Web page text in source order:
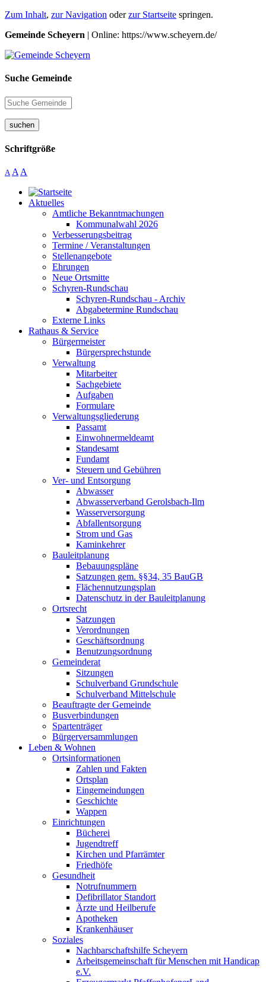
Zum Inhalt, zur Navigation oderzur Startseite springen.
Gemeinde Scheyern | Online: https://www.scheyern.de/
Suche Gemeinde
suchen
Schriftgröße
A A A
Aktuelles
Amtliche Bekanntmachungen
Kommunalwahl 2026
Verbesserungsbeitrag
Termine / Veranstaltungen
Stellenangebote
Ehrungen
Neue Ortsmitte
Schyren-Rundschau
Schyren-Rundschau - Archiv
Abgabetermine Rundschau
Externe Links
Rathaus & Service
Bürgermeister
Bürgersprechstunde
Verwaltung
Mitarbeiter
Sachgebiete
Aufgaben
Formulare
Verwaltungsgliederung
Passamt
Einwohnermeldeamt
Standesamt
Fundamt
Steuern und Gebühren
Ver- und Entsorgung
Abwasser
Abwasserverband Gerolsbach-Ilm
Wasserversorgung
Abfallentsorgung
Strom und Gas
Kaminkehrer
Bauleitplanung
Bebauungspläne
Satzungen gem. §§34, 35 BauGB
Flächennutzungsplan
Datenschutz in der Bauleitplanung
Ortsrecht
Satzungen
Verordnungen
Geschäftsordnung
Benutzungsordnung
Gemeinderat
Sitzungen
Schulverband Grundschule
Schulverband Mittelschule
Beauftragte der Gemeinde
Busverbindungen
Spartenträger
Bürgerversammlungen
Leben & Wohnen
Ortsinformationen
Zahlen und Fakten
Ortsplan
Eingemeindungen
Geschichte
Wappen
Einrichtungen
Bücherei
Jugendtreff
Kirchen und Pfarrämter
Friedhöfe
Gesundheit
Notrufnummern
Defibrillator Standort
Ärzte und Heilberufe
Apotheken
Krankenhäuser
Soziales
Nachbarschaftshilfe Scheyern
Arbeitsgemeinschaft für Menschen mit Handicap
e.V.